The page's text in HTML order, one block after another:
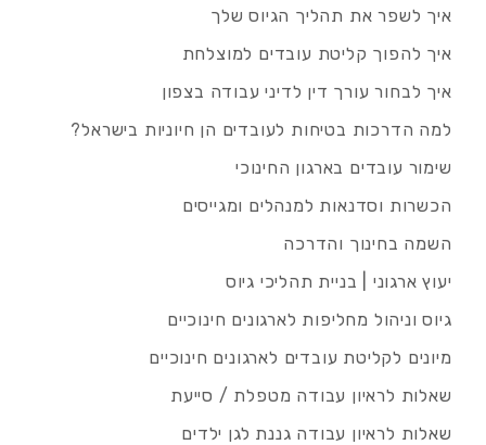
איך לשפר את תהליך הגיוס שלך
איך להפוך קליטת עובדים למוצלחת
איך לבחור עורך דין לדיני עבודה בצפון
למה הדרכות בטיחות לעובדים הן חיוניות בישראל?
שימור עובדים בארגון החינוכי
הכשרות וסדנאות למנהלים ומגייסים
השמה בחינוך והדרכה
יעוץ ארגוני | בניית תהליכי גיוס
גיוס וניהול מחליפות לארגונים חינוכיים
מיונים לקליטת עובדים לארגונים חינוכיים
שאלות לראיון עבודה מטפלת / סייעת
שאלות לראיון עבודה גננת לגן ילדים